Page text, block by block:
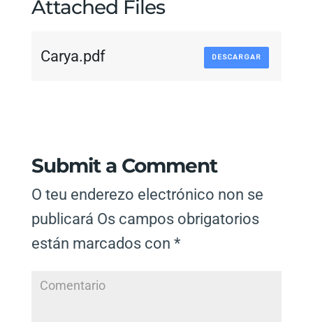
Attached Files
Carya.pdf DESCARGAR
Submit a Comment
O teu enderezo electrónico non se
publicará Os campos obrigatorios
están marcados con *